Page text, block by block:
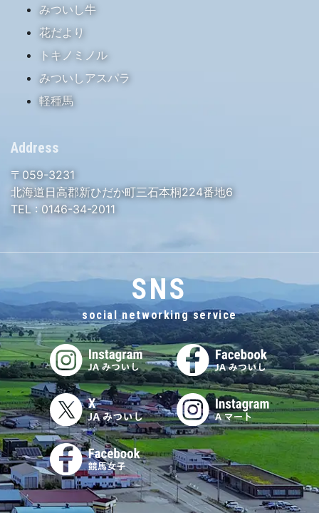
みついし牛
花だより
トキノミノル
みついしアスパラ
軽種馬
Address
〒059-3231
北海道日高郡新ひだか町三石本桐224番地6
TEL : 0146-34-2011
SNS
social networking service